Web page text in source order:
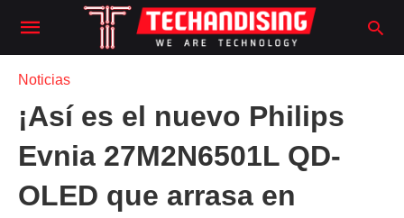
Noticias
¡Así es el nuevo Philips
Evnia 27M2N6501L QD-
OLED que arrasa en